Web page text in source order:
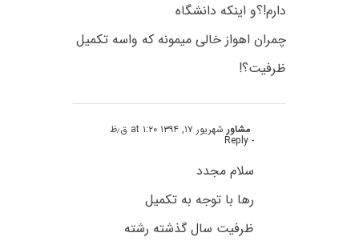
دارم!؟و اینکه دانشگاه
چمران اهواز خالی میمونه که واسه تکمیل
ظرفیت؟!
مشاورشهریور ۱۷, ۱۳۹۴ at ۱:۲۰ ق٫ظ
- Reply
سلام مجدد
رها با توجه به تکمیل
ظرفیت سال گذشته رشته